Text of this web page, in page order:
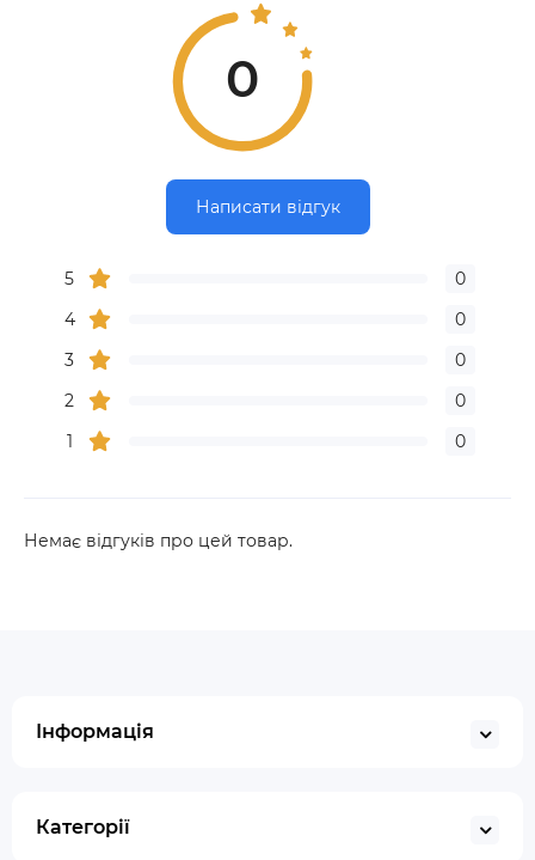
0
Написати відгук
5
0
4
0
3
0
2
0
1
0
Немає відгуків про цей товар.
Інформація
Категорії